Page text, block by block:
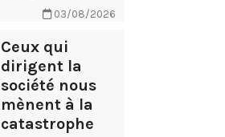
03/08/2026
Ceux qui
dirigent la
société nous
mènent à la
catastrophe